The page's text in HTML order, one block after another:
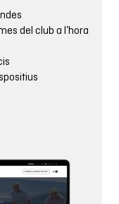
del club a l’hora